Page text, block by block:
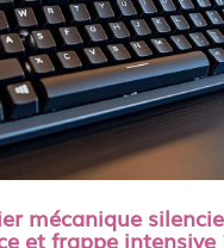
mécanique
et frappe intensive